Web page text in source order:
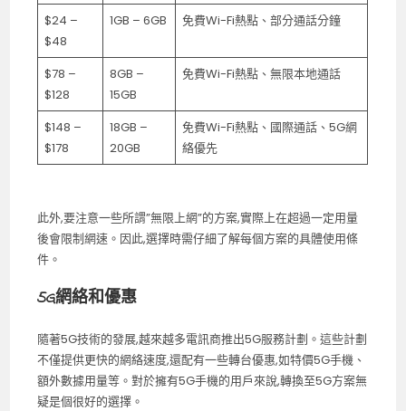
$24 –
$48
1GB – 6GB 免費Wi-Fi熱點、部分通話分鐘
$78 –
$128
8GB –
15GB
免費Wi-Fi熱點、無限本地通話
$148 –
$178
18GB –
20GB
免費Wi-Fi熱點、國際通話、5G網
絡優先
此外,要注意一些所謂”無限上網”的方案,實際上在超過一定用量
後會限制網速。因此,選擇時需仔細了解每個方案的具體使用條
件。
5G網絡和優惠
隨著5G技術的發展,越來越多電訊商推出5G服務計劃。這些計劃
不僅提供更快的網絡速度,還配有一些轉台優惠,如特價5G手機、
額外數據用量等。對於擁有5G手機的用戶來說,轉換至5G方案無
疑是個很好的選擇。